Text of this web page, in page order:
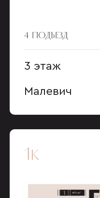
4 ПОДЪЕЗД
3 этаж
Малевич
1к